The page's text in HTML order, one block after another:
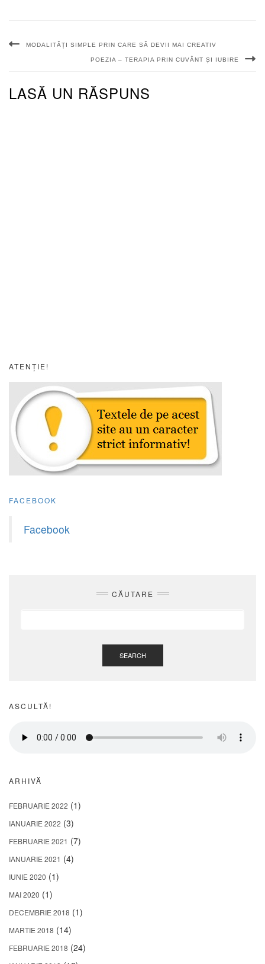
MODALITĂȚI SIMPLE PRIN CARE SĂ DEVII MAI CREATIV
POEZIA – TERAPIA PRIN CUVÂNT ȘI IUBIRE
LASĂ UN RĂSPUNS
ATENȚIE!
FACEBOOK
Facebook
CĂUTARE
SEARCH
ASCULTĂ!
ARHIVĂ
FEBRUARIE 2022 (1)
IANUARIE 2022 (3)
FEBRUARIE 2021 (7)
IANUARIE 2021 (4)
IUNIE 2020 (1)
MAI 2020 (1)
DECEMBRIE 2018 (1)
MARTIE 2018 (14)
FEBRUARIE 2018 (24)